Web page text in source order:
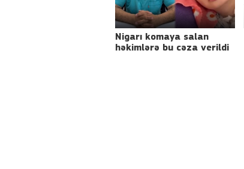
Nigarı komaya salan
həkimlərə bu cəza verildi